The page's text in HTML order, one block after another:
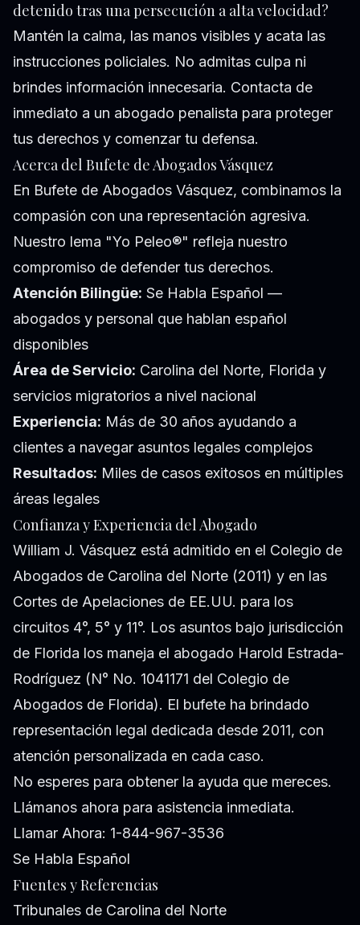
detenido tras una persecución a alta velocidad?
Mantén la calma, las manos visibles y acata las
instrucciones policiales. No admitas culpa ni
brindes información innecesaria. Contacta de
inmediato a un abogado penalista para proteger
tus derechos y comenzar tu defensa.
Acerca del Bufete de Abogados Vásquez
En Bufete de Abogados Vásquez, combinamos la
compasión con una representación agresiva.
Nuestro lema "Yo Peleo®" refleja nuestro
compromiso de defender tus derechos.
Atención Bilingüe: Se Habla Español —
abogados y personal que hablan español
disponibles
Área de Servicio: Carolina del Norte, Florida y
servicios migratorios a nivel nacional
Experiencia: Más de 30 años ayudando a
clientes a navegar asuntos legales complejos
Resultados: Miles de casos exitosos en múltiples
áreas legales
Confianza y Experiencia del Abogado
William J. Vásquez está admitido en el Colegio de
Abogados de Carolina del Norte (2011) y en las
Cortes de Apelaciones de EE.UU. para los
circuitos 4°, 5° y 11°. Los asuntos bajo jurisdicción
de Florida los maneja el abogado Harold Estrada-
Rodríguez (N° No. 1041171 del Colegio de
Abogados de Florida). El bufete ha brindado
representación legal dedicada desde 2011, con
atención personalizada en cada caso.
No esperes para obtener la ayuda que mereces.
Llámanos ahora para asistencia inmediata.
Llamar Ahora: 1-844-967-3536
Se Habla Español
Fuentes y Referencias
Tribunales de Carolina del Norte